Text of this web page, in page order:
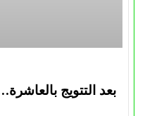
بعد التتويج